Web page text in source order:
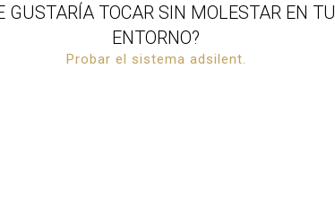
GUSTARÍA TOCAR SIN MOLESTAR EN TU
ENTORNO?
Probar el sistema adsilent.